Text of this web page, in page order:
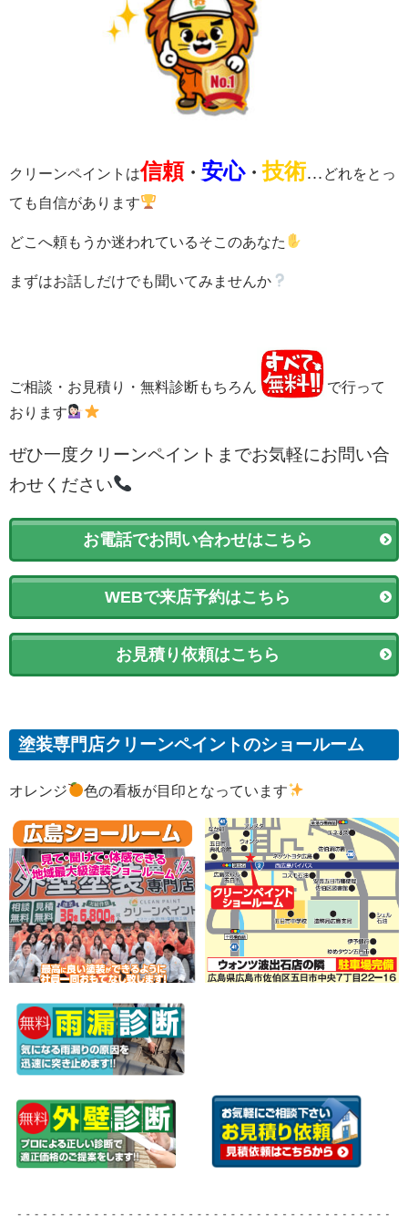
クリーンペイントは信頼 ・ 安心・技術… どれをとっ
ても自信があります
どこへ頼もうか迷われているそこのあなた
まずはお話しだけでも聞いてみませんか
ご相談・お見積り・無料診断もちろん
で行って
おります
ぜひ一度クリーンペイントまでお気軽にお問い合
わせください
お電話でお問い合わせはこちら
WEBで来店予約はこちら
お見積り依頼はこちら
塗装専門店クリーンペイントのショールーム
オレンジ 色の看板が目印となっています